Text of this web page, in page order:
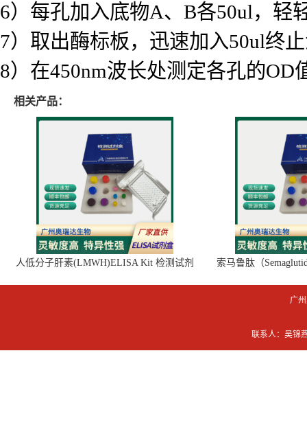
6）每孔加入底物A、B各50ul，
7）取出酶标板，迅速加入50ul终
8）在450nm波长处测定各孔的OD
相关产品：
人低分子肝素(LMWH)ELISA Kit 检测试剂
索马鲁肽（
广
联系人：吴锦